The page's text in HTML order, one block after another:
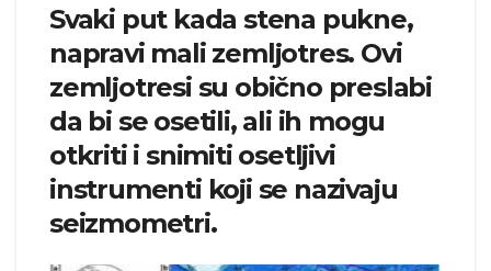
Svaki put kada stena pukne,
napravi mali zemljotres. Ovi
zemljotresi su obično preslabi
da bi se osetili, ali ih mogu
otkriti i snimiti osetljivi
instrumenti koji se nazivaju
seizmometri.